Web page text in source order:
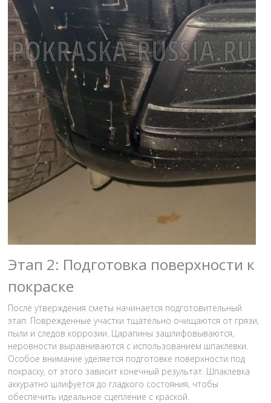
Этап 2: Подготовка поверхности к
покраске
После утверждения сметы начинается подготовительный
этап. Поврежденные участки тщательно очищаются от грязи,
пыли и следов коррозии. Царапины зашлифовываются,
неровности выравниваются с использованием шпаклевки.
Особое внимание уделяется подготовке поверхности под
покраску, от этого зависит конечный результат. Шпаклевка
аккуратно шлифуется до гладкого состояния, чтобы
обеспечить идеальное сцепление с краской.